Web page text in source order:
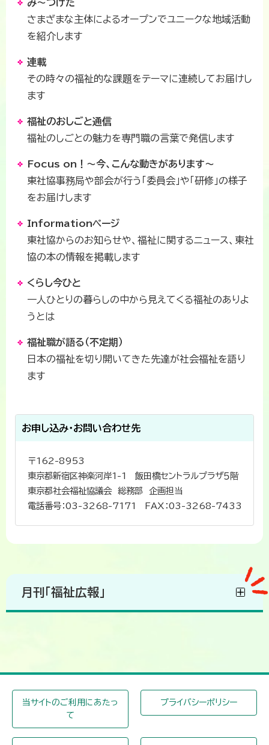
み～つけた
さまざまな主体によるオープンでユニークな地域活動
を紹介します
連載
その時々の福祉的な課題をテーマに連続してお届けし
ます
福祉のおしごと通信
福祉のしごとの魅力を専門職の言葉で発信します
Focus on！～今、こんな動きがあります～
東社協事務局や部会が行う「委員会」や「研修」の様子
をお届けします
Informationページ
東社協からのお知らせや、福祉に関するニュース、東社
協の本の情報を掲載します
くらし今ひと
一人ひとりの暮らしの中から見えてくる福祉のありよ
うとは
福祉職が語る（不定期）
日本の福祉を切り開いてきた先達が社会福祉を語り
ます
お申し込み・お問い合わせ先
〒162-8953
東京都新宿区神楽河岸1-1 飯田橋セントラルプラザ５階
東京都社会福祉協議会 総務部 企画担当
電話番号：03-3268-7171 FAX：03-3268-7433
月刊「福祉広報」
当サイトのご利用にあたっ
て
プライバシーポリシー